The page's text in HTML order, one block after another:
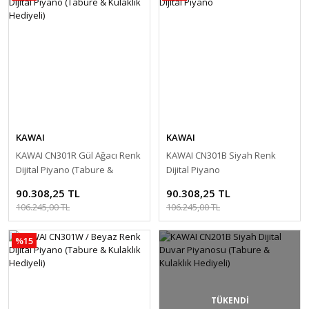
KAWAI
KAWAI CN301R Gül Ağacı Renk
Dijital Piyano (Tabure &
90.308,25 TL
106.245,00 TL
KAWAI
KAWAI CN301B Siyah Renk
Dijital Piyano
90.308,25 TL
106.245,00 TL
%15
TÜKENDİ